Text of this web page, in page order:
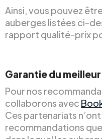
Ainsi, vous pouvez
auberges listées ci-
rapport qualité-prix
Garantie du
Pour nos
collaborons avec
Ces partenariats
recommandations